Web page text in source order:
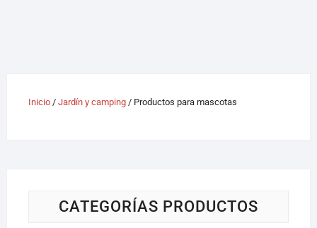
Inicio/ Jardín y camping/ Productos para mascotas
CATEGORÍAS PRODUCTOS